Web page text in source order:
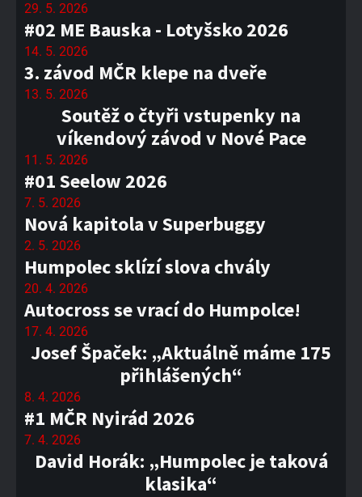
29. 5. 2026
#02 ME Bauska - Lotyšsko 2026
14. 5. 2026
3. závod MČR klepe na dveře
13. 5. 2026
Soutěž o čtyři vstupenky na
víkendový závod v Nové Pace
11. 5. 2026
#01 Seelow 2026
7. 5. 2026
Nová kapitola v Superbuggy
2. 5. 2026
Humpolec sklízí slova chvály
20. 4. 2026
Autocross se vrací do Humpolce!
17. 4. 2026
Josef Špaček: „Aktuálně máme 175
přihlášených“
8. 4. 2026
#1 MČR Nyirád 2026
7. 4. 2026
David Horák: „Humpolec je taková
klasika“